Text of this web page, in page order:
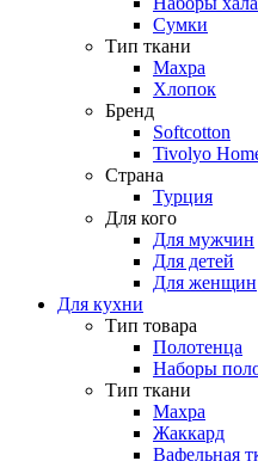
Сумки
Тип ткани
Махра
Хлопок
Бренд
Softcotton
Tivolyo
Страна
Турция
Для кого
Для мужчин
Для детей
Для женщин
Для кухни
Тип товара
Полотенца
Наборы
Тип ткани
Махра
Жаккард
Вафельная